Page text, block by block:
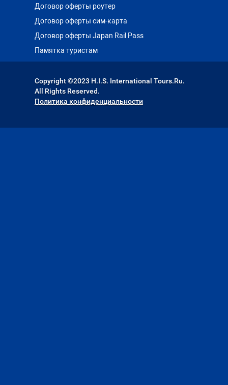
Договор оферты роутер
Договор оферты сим-карта
Договор оферты Japan Rail Pass
Памятка туристам
Copyright ©2023 H.I.S. International Tours.Ru.
All Rights Reserved.
Политика конфиденциальности